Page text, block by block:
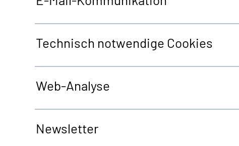
Technisch notwendige Cookies
Web-Analyse
Newsletter